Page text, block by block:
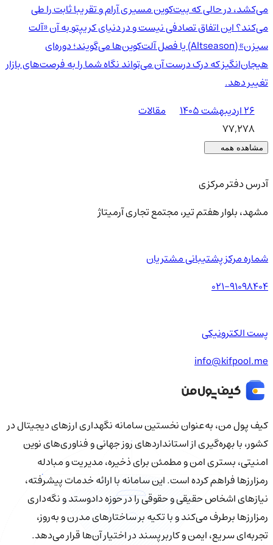
می‌کشد، در حالی که بیت‌کوین مسیری آرام و تقریبا ثابت را طی
می‌کند؟ این اتفاق تصادفی نیست و در دنیای کریپتو به آن «آلت
سیزن» (Altseason) یا فصل آلت‌کوین‌ها می‌گویند؛ دوره‌ای
هیجان‌انگیز که درک درست آن می‌تواند نگاه شما را به فرصت‌های بازار
تغییر دهد.
۲۶ اردیبهشت ۱۴۰۵
مقالات
77,278
مشاهده همه
آدرس دفتر مرکزی
مشهد، بلوار هفتم تیر، مجتمع تجاری آرمیتاژ
شماره مرکز پشتیبانی مشتریان
021-91098404
پست الکترونیکی
info@kifpool.me
کیف‌ پول من، به‌عنوان نخستین سامانه نگهداری ارزهای دیجیتال در
کشور، با بهره‌گیری از استانداردهای روز جهانی و فناوری‌های نوین
امنیتی، بستری امن و مطمئن برای ذخیره، مدیریت و مبادله
رمزارزها فراهم کرده است. این سامانه با ارائه خدمات پیشرفته،
نیازهای اشخاص حقیقی و حقوقی را در حوزه دادوستد و نگه‌داری
رمزارزها برطرف می‌کند و با تکیه بر ساختارهای مدرن و به‌روز،
تجربه‌ای سریع، ایمن و کاربرپسند در اختیار آن‌ها قرار می‌دهد.